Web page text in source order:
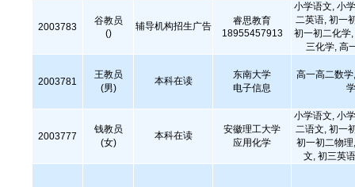
2003783
谷教员
()
辅导机构招生广告
睿思教育
18955457913
小学语文, 小
二英语, 初一
初一初二化学
三化学, 高
2003781
王教员
(男)
本科在读
东南大学
电子信息
高一高二数
2003777
钱教员
(女)
本科在读
安徽理工大学
应用化学
小学语文, 小
二语文, 初一
初一初二物
文, 初三英